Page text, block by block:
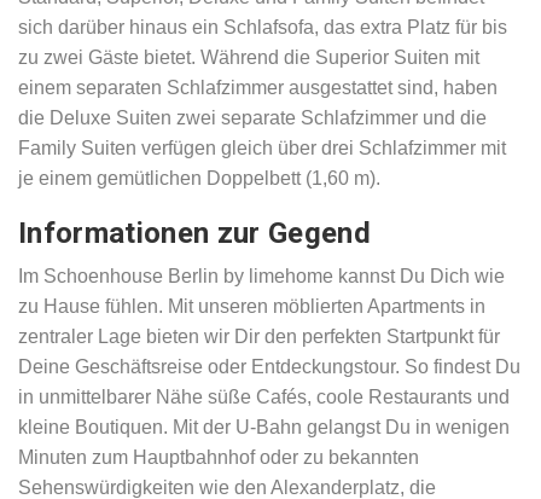
sich darüber hinaus ein Schlafsofa, das extra Platz für bis
zu zwei Gäste bietet. Während die Superior Suiten mit
einem separaten Schlafzimmer ausgestattet sind, haben
die Deluxe Suiten zwei separate Schlafzimmer und die
Family Suiten verfügen gleich über drei Schlafzimmer mit
je einem gemütlichen Doppelbett (1,60 m).
Informationen zur Gegend
Im Schoenhouse Berlin by limehome kannst Du Dich wie
zu Hause fühlen. Mit unseren möblierten Apartments in
zentraler Lage bieten wir Dir den perfekten Startpunkt für
Deine Geschäftsreise oder Entdeckungstour. So findest Du
in unmittelbarer Nähe süße Cafés, coole Restaurants und
kleine Boutiquen. Mit der U-Bahn gelangst Du in wenigen
Minuten zum Hauptbahnhof oder zu bekannten
Sehenswürdigkeiten wie den Alexanderplatz, die